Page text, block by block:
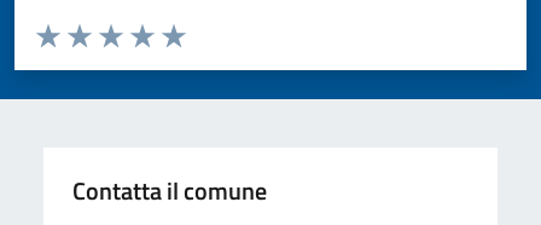
Valuta da 1 a 5 stelle la pagina
Valuta 5 stelle su 5
Valuta 4 stelle su 5
Valuta 3 stelle su 5
Valuta 2 stelle su 5
Valuta 1 stelle su 5
Contatta il comune